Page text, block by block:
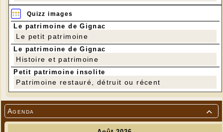

Agenda
Quizz images
Le patrimoine de Gignac
Le petit patrimoine
Le patrimoine de Gignac
Histoire et patrimoine
Petit patrimoine insolite
Patrimoine restauré, détruit ou récent